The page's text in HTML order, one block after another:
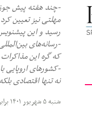
-چند هفته پیش
مهلتی نیز تعیین
رسید و این
-رسانه‌های
که گره این
-کشورهای اروپایی
نه تنها اقتصادی
شنبه ۵ شهریور ۱۴۰۱ برابر با ۲۷ اوت ۲۰۲۲